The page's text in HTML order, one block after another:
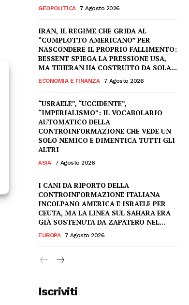
GEOPOLITICA 7 Agosto 2026
IRAN, IL REGIME CHE GRIDA AL
“COMPLOTTO AMERICANO” PER
NASCONDERE IL PROPRIO FALLIMENTO:
BESSENT SPIEGA LA PRESSIONE USA,
MA TEHERAN HA COSTRUITO DA SOLA...
ECONOMIA E FINANZA 7 Agosto 2026
“USRAELE”, “UCCIDENTE”,
“IMPERIALISMO”: IL VOCABOLARIO
AUTOMATICO DELLA
CONTROINFORMAZIONE CHE VEDE UN
SOLO NEMICO E DIMENTICA TUTTI GLI
ALTRI
ASIA 7 Agosto 2026
I CANI DA RIPORTO DELLA
CONTROINFORMAZIONE ITALIANA
INCOLPANO AMERICA E ISRAELE PER
CEUTA, MA LA LINEA SUL SAHARA ERA
GIÀ SOSTENUTA DA ZAPATERO NEL...
EUROPA 7 Agosto 2026
Iscriviti